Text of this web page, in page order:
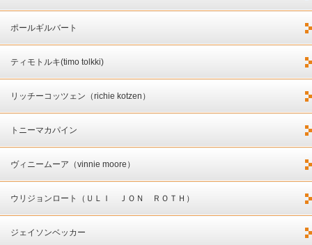
ポールギルバート
ティモトルキ(timo tolkki)
リッチーコッツェン（richie kotzen）
トニーマカパイン
ヴィニームーア（vinnie moore）
ウリジョンロート（ＵＬＩ ＪＯＮ ＲＯＴＨ）
ジェイソンベッカー